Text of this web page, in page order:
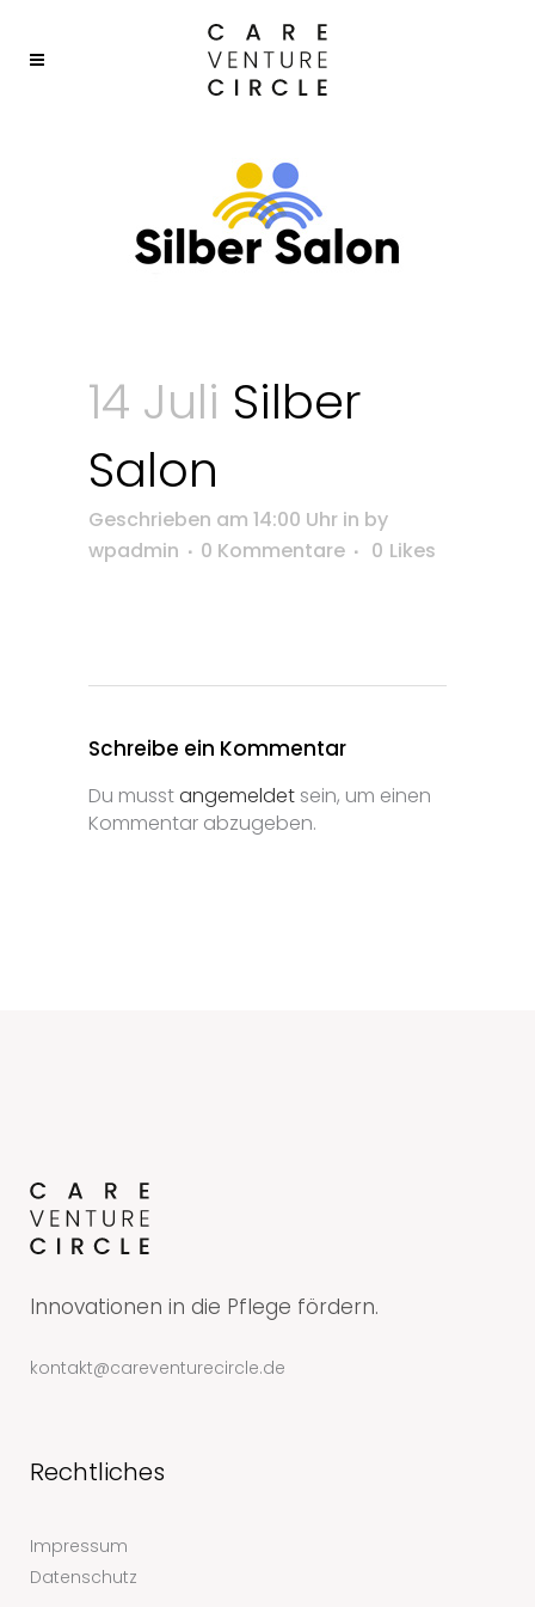
14 Juli Silber
Salon
Geschrieben am 14:00 Uhr in by
wpadmin
0 Kommentare 0 Likes
Schreibe ein Kommentar
Du musstangemeldet sein, um einen
Kommentar abzugeben.
Innovationen in die Pflege fördern.
kontakt@careventurecircle.de
Rechtliches
Impressum
Datenschutz